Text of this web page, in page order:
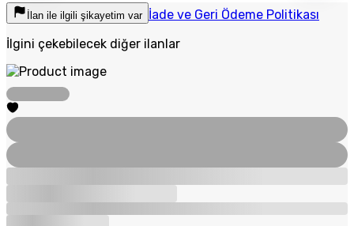
İlan ile ilgili şikayetim var İade ve Geri Ödeme Politikası
İlgini çekebilecek diğer ilanlar